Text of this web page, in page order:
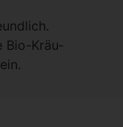
Bio-Kräu­